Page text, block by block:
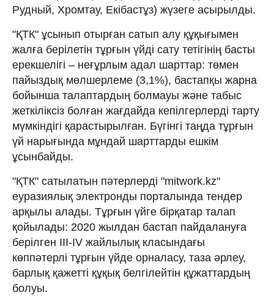
Рудный, Хромтау, Екібастұз) жүзеге асырылды.
"ҚТК" ұсынып отырған сатып алу құқығымен
жалға берілетін тұрғын үйді сату тетігінің басты
ерекшелігі – неғұрлым адал шарттар: төмен
пайыздық мөлшерлеме (3,1%), бастапқы жарна
бойынша талаптардың болмауы және табыс
жеткіліксіз болған жағдайда кепілгерлерді тарту
мүмкіндігі қарастырылған. Бүгінгі таңда тұрғын
үй нарығында мұндай шарттарды ешкім
ұсынбайды.
"ҚТК" сатылатын пәтерлерді "mitwork.kz"
еуразиялық электронды порталында тендер
арқылы алады. Тұрғын үйге бірқатар талап
қойылады: 2020 жылдан бастап пайдалануға
берілген III-IV жайлылық класындағы
көппәтерлі тұрғын үйде орналасу, таза әрлеу,
барлық қажетті құқық белгілейтін құжаттардың
болуы.